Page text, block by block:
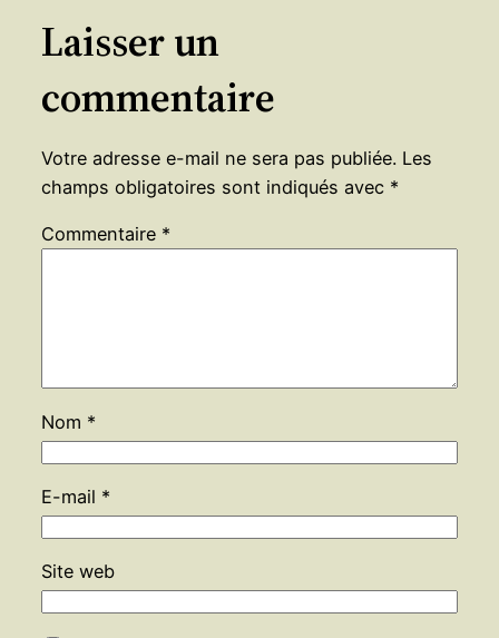
Laisser un
commentaire
Votre adresse e-mail ne sera pas publiée. Les
champs obligatoires sont indiqués avec *
Commentaire *
Nom *
E-mail *
Site web